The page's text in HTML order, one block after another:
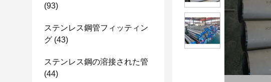
(93)
ステンレス鋼管フィッティン
グ (43)
ステンレス鋼の溶接された管
(44)